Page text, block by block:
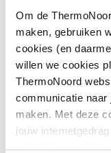
Om de
maken, gebruiken
cookies (en
willen we cookies
ThermoNoord
communicatie
maken. Met deze
jouw
website en
Handleiding